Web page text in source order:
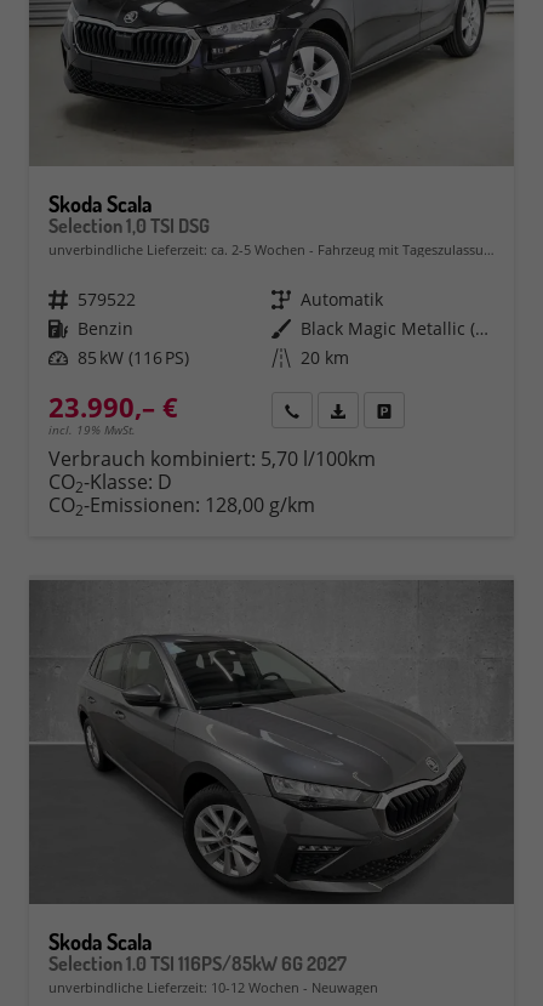
Skoda Scala
Selection 1,0 TSI DSG
unverbindliche Lieferzeit: ca. 2-5 Wochen Fahrzeug mit Tageszulassung
Fahrzeugnr. 579522 Getriebe Automatik
Kraftstoff Benzin Außenfarbe
Black Magic Metallic (1Z)
Leistung 85 kW (116 PS) Kilometerstand 20 km
23.990,– €
incl. 19% MwSt.
Rückruf PDF-Datei, Fahrzeugexposé
Verbrauch kombiniert: 5,70 l/100km
CO2-Klasse: D
CO2-Emissionen: 128,00 g/km
Skoda Scala
Selection 1.0 TSI 116PS/85kW 6G 2027
unverbindliche Lieferzeit: 10-12 Wochen Neuwagen